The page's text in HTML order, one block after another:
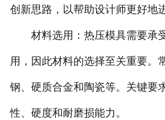
创新思路，以帮助设计师更好地
材料选用：热压模具需要承
用，因此材料的选择至关重要。
钢、硬质合金和陶瓷等。关键要
性、硬度和耐磨损能力。